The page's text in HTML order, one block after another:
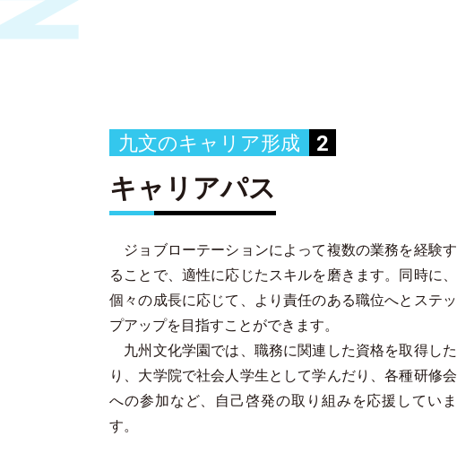
2
九文のキャリア形成
キャリアパス
ジョブローテーションによって複数の業務を経験す
ることで、適性に応じたスキルを磨きます。同時に、
個々の成長に応じて、より責任のある職位へとステッ
プアップを目指すことができます。
九州文化学園では、職務に関連した資格を取得した
り、大学院で社会人学生として学んだり、各種研修会
への参加など、自己啓発の取り組みを応援していま
す。